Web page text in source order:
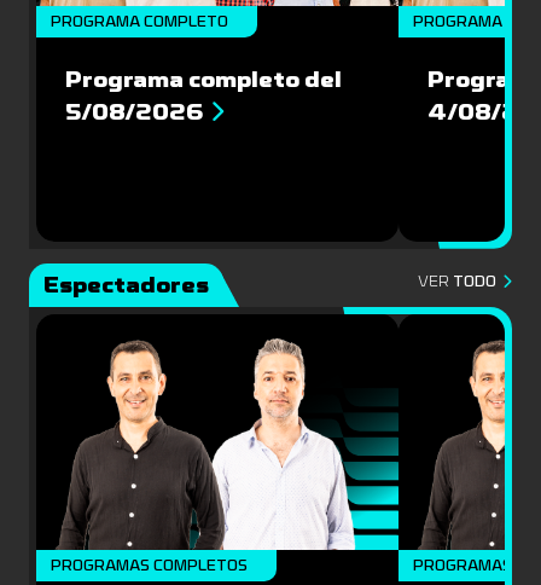
PROGRAMA COMPLETO
Programa completo del
5/08/2026
PROGRAMA
4/08/
Espectadores VER TODO
PROGRAMAS COMPLETOS PROGRAMAS